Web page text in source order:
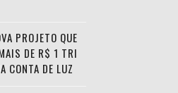
PROJETO QUE
DE R$ 1 TRI
CONTA DE LUZ